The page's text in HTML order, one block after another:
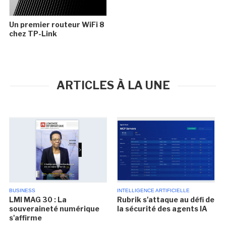
Un premier routeur WiFi 8
chez TP-Link
ARTICLES À LA UNE
BUSINESS
LMI MAG 30 : La
souveraineté numérique
s'affirme
INTELLIGENCE ARTIFICIELLE
Rubrik s'attaque au défi de
la sécurité des agents IA